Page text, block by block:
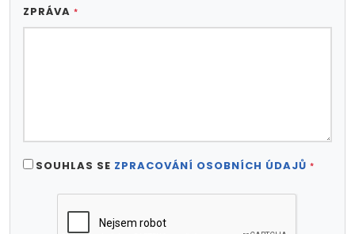
ZPRÁVA *
SOUHLAS SE ZPRACOVÁNÍ OSOBNÍCH ÚDAJŮ *